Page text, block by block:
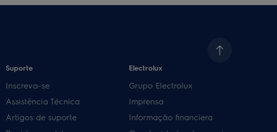
Suporte
Inscreva-se
Assistência Técnica
Artigos de suporte
Electrolux
Grupo Electrolux
Imprensa
Informação financiera